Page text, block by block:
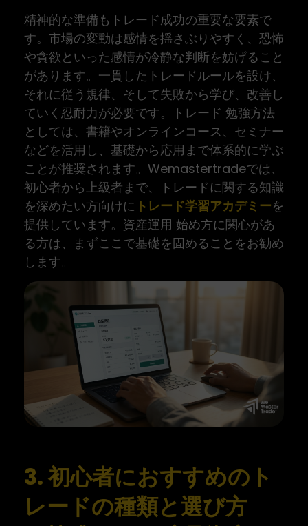
精神的な準備もトレード成功の重要な要素で
す。市場の変動は感情を揺さぶりやすく、恐怖
や貪欲といった感情が冷静な判断を妨げること
があります。一貫したトレードルールを設け、
それに従う規律、そして失敗から学び、改善し
ていく忍耐力が必要です。トレード 勉強方法
としては、書籍やオンラインコース、セミナー
などを活用し、基礎から応用まで体系的に学ぶ
ことが推奨されます。Wemastertradeでは、
初心者から上級者まで、トレードに関する知識
を深めたい方向けに トレード学習アカデミーを
提供しています。資産運用 始め方に関心があ
る方は、まずここで基礎を固めることをお勧め
します。
3. 初心者におすすめのト
レードの種類と選び方